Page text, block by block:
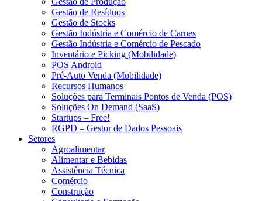
Gestão de Resíduos
Gestão de Stocks
Gestão Indústria e Comércio de Carnes
Gestão Indústria e Comércio de Pescado
Inventário e Picking (Mobilidade)
POS Android
Pré-Auto Venda (Mobilidade)
Recursos Humanos
Soluções para Terminais Pontos de Venda (POS)
Soluções On Demand (SaaS)
Startups – Free!
RGPD – Gestor de Dados Pessoais
Setores
Agroalimentar
Alimentar e Bebidas
Assistência Técnica
Comércio
Construção